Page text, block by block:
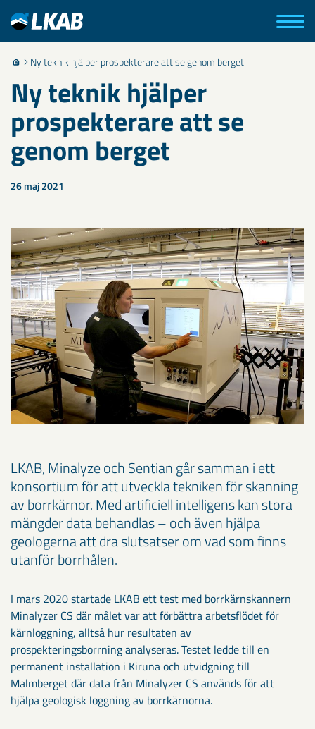
Ny teknik hjälper prospekterare att se genom berget
Ny teknik hjälper
prospekterare att se
genom berget
26 maj 2021
LKAB, Minalyze och Sentian går samman i ett
konsortium för att utveckla tekniken för skanning
av borrkärnor. Med artificiell intelligens kan stora
mängder data behandlas – och även hjälpa
geologerna att dra slutsatser om vad som finns
utanför borrhålen.
I mars 2020 startade LKAB ett test med borrkärnskannern
Minalyzer CS där målet var att förbättra arbetsflödet för
kärnloggning, alltså hur resultaten av
prospekteringsborrning analyseras. Testet ledde till en
permanent installation i Kiruna och utvidgning till
Malmberget där data från Minalyzer CS används för att
hjälpa geologisk loggning av borrkärnorna.